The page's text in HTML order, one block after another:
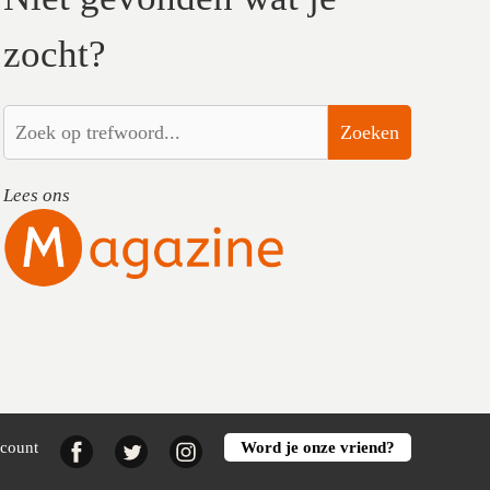
zocht?
Zoeken
Lees ons
FacebookTwitter InstagramWord je onze vriend?